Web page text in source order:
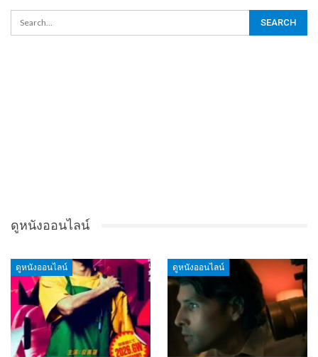
ดูหนังออนไลน์
ดูหนังออนไลน์ ดูหนังออนไลน์